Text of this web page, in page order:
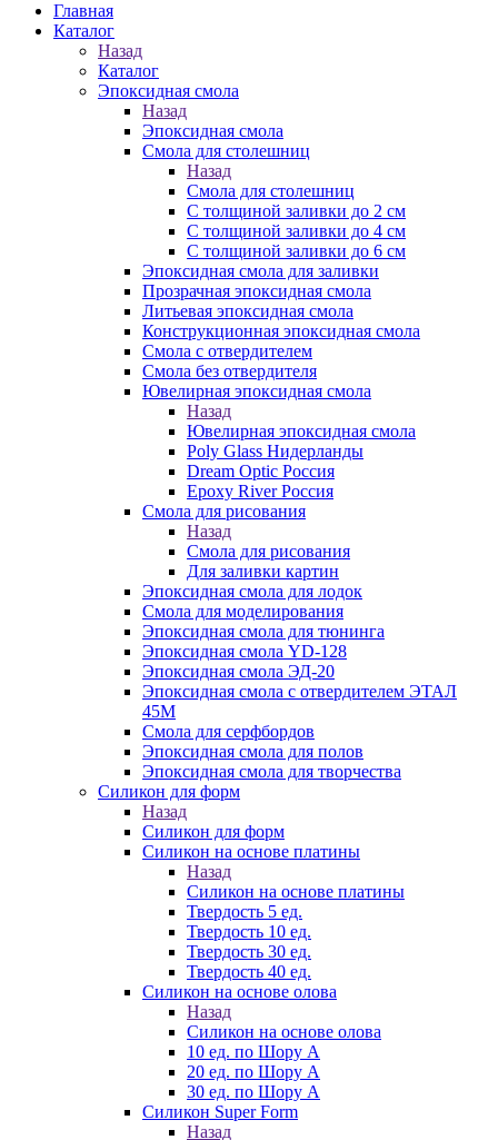
Главная
Каталог
Назад
Каталог
Эпоксидная смола
Назад
Эпоксидная смола
Смола для столешниц
Назад
Смола для столешниц
С толщиной заливки до 2 см
С толщиной заливки до 4 см
С толщиной заливки до 6 см
Эпоксидная смола для заливки
Прозрачная эпоксидная смола
Литьевая эпоксидная смола
Конструкционная эпоксидная смола
Смола с отвердителем
Смола без отвердителя
Ювелирная эпоксидная смола
Назад
Ювелирная эпоксидная смола
Poly Glass Нидерланды
Dream Optic Россия
Epoxy River Россия
Смола для рисования
Назад
Смола для рисования
Для заливки картин
Эпоксидная смола для лодок
Смола для моделирования
Эпоксидная смола для тюнинга
Эпоксидная смола YD-128
Эпоксидная смола ЭД-20
Эпоксидная смола с отвердителем ЭТАЛ
45М
Смола для серфбордов
Эпоксидная смола для полов
Эпоксидная смола для творчества
Силикон для форм
Назад
Силикон для форм
Силикон на основе платины
Назад
Силикон на основе платины
Твердость 5 ед.
Твердость 10 ед.
Твердость 30 ед.
Твердость 40 ед.
Силикон на основе олова
Назад
Силикон на основе олова
10 ед. по Шору А
20 ед. по Шору А
30 ед. по Шору А
Силикон Super Form
Назад